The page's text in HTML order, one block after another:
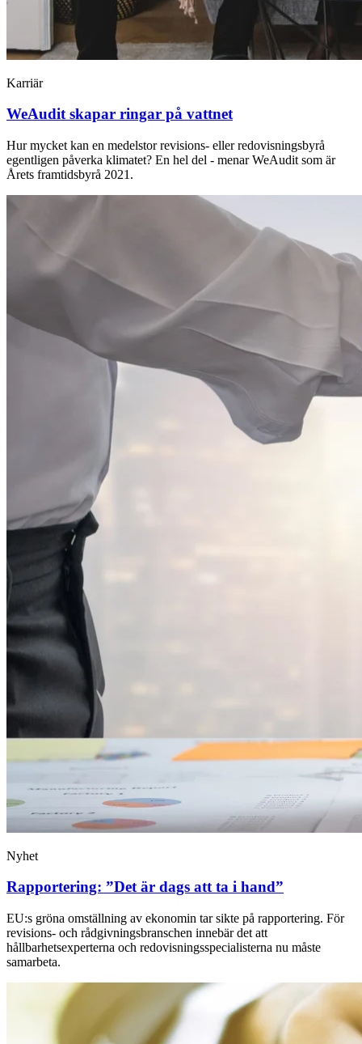
Karriär
WeAudit skapar ringar på vattnet
Hur mycket kan en medelstor revisions- eller redovisningsbyrå
egentligen påverka klimatet? En hel del - menar WeAudit som är
Årets framtidsbyrå 2021.
Nyhet
Rapportering: ”Det är dags att ta i hand”
EU:s gröna omställning av ekonomin tar sikte på rapportering. För
revisions- och rådgivningsbranschen innebär det att
hållbarhetsexperterna och redovisningsspecialisterna nu måste
samarbeta.